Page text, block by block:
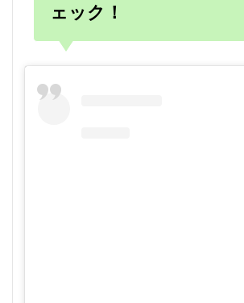
ェック！